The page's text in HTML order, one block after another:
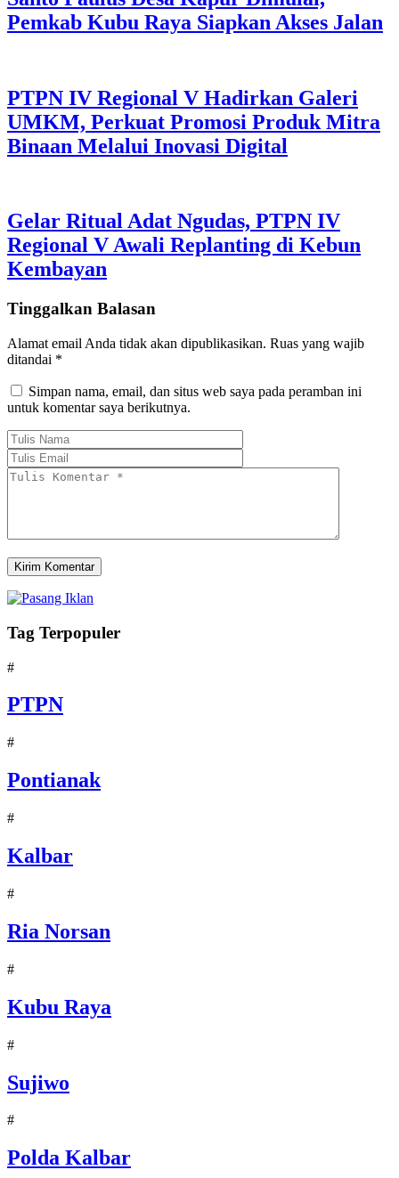
Pemkab Kubu Raya Siapkan Akses Jalan
PTPN IV Regional V Hadirkan Galeri
UMKM, Perkuat Promosi Produk Mitra
Binaan Melalui Inovasi Digital
Gelar Ritual Adat Ngudas, PTPN IV
Regional V Awali Replanting di Kebun
Kembayan
Tinggalkan Balasan
Alamat email Anda tidak akan dipublikasikan. Ruas yang wajib
ditandai *
Simpan nama, email, dan situs web saya pada peramban ini
untuk komentar saya berikutnya.
Tag Terpopuler
#
PTPN
#
Pontianak
#
Kalbar
#
Ria Norsan
#
Kubu Raya
#
Sujiwo
#
Polda Kalbar